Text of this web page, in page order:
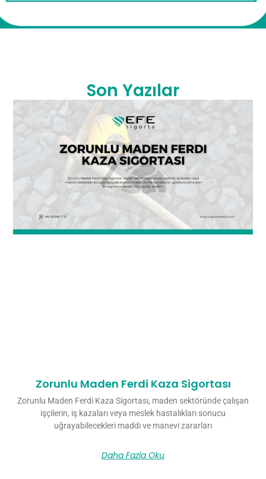
This
left
blank
Son Yazılar
Zorunlu Maden Ferdi Kaza Sigortası
Zorunlu Maden Ferdi Kaza Sigortası, maden sektöründe çalışan
işçilerin, iş kazaları veya meslek hastalıkları sonucu
uğrayabilecekleri maddi ve manevi zararları
Daha Fazla Oku